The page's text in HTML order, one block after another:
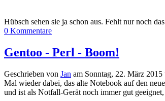
Hübsch sehen sie ja schon aus. Fehlt nur noch
0 Kommentare
Gentoo - Perl - Boom!
Geschrieben von Jan am Sonntag, 22. März
Mal wieder dabei, das alte Notebook auf den
und ist als Notfall-Gerät noch immer gut